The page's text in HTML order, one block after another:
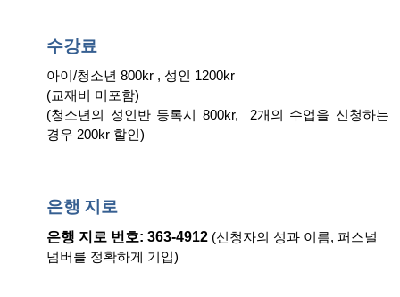
수강료
아이/청소년 800kr , 성인 1200kr
(교재비 미포함)
(청소년의 성인반 등록시 800kr, 2개의 수업을 신청하는
경우 200kr 할인)
은행 지로
은행 지로 번호: 363-4912 (신청자의 성과 이름, 퍼스널
넘버를 정확하게 기입)